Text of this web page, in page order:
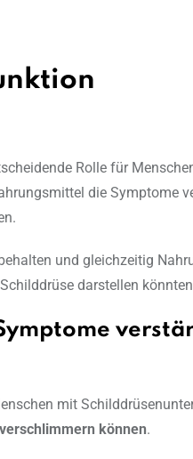
Rolle für
die Symptome
und gleichzeitig
darstellen
mit
können.